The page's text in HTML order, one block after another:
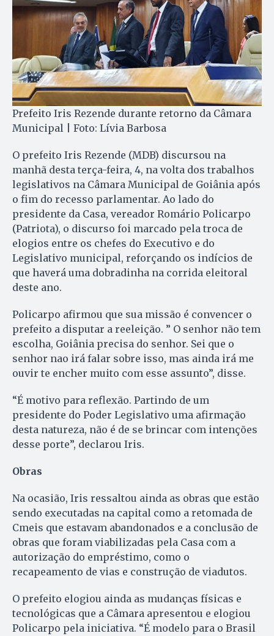
Prefeito Iris Rezende durante retorno da Câmara
Municipal | Foto: Lívia Barbosa
O prefeito Iris Rezende (MDB) discursou na
manhã desta terça-feira, 4, na volta dos trabalhos
legislativos na Câmara Municipal de Goiânia após
o fim do recesso parlamentar. Ao lado do
presidente da Casa, vereador Romário Policarpo
(Patriota), o discurso foi marcado pela troca de
elogios entre os chefes do Executivo e do
Legislativo municipal, reforçando os indícios de
que haverá uma dobradinha na corrida eleitoral
deste ano.
Policarpo afirmou que sua missão é convencer o
prefeito a disputar a reeleição. ” O senhor não tem
escolha, Goiânia precisa do senhor. Sei que o
senhor nao irá falar sobre isso, mas ainda irá me
ouvir te encher muito com esse assunto”, disse.
“É motivo para reflexão. Partindo de um
presidente do Poder Legislativo uma afirmação
desta natureza, não é de se brincar com intenções
desse porte”, declarou Iris.
Obras
Na ocasião, Iris ressaltou ainda as obras que estão
sendo executadas na capital como a retomada de
Cmeis que estavam abandonados e a conclusão de
obras que foram viabilizadas pela Casa com a
autorização do empréstimo, como o
recapeamento de vias e construção de viadutos.
O prefeito elogiou ainda as mudanças físicas e
tecnológicas que a Câmara apresentou e elogiou
Policarpo pela iniciativa. “É modelo para o Brasil